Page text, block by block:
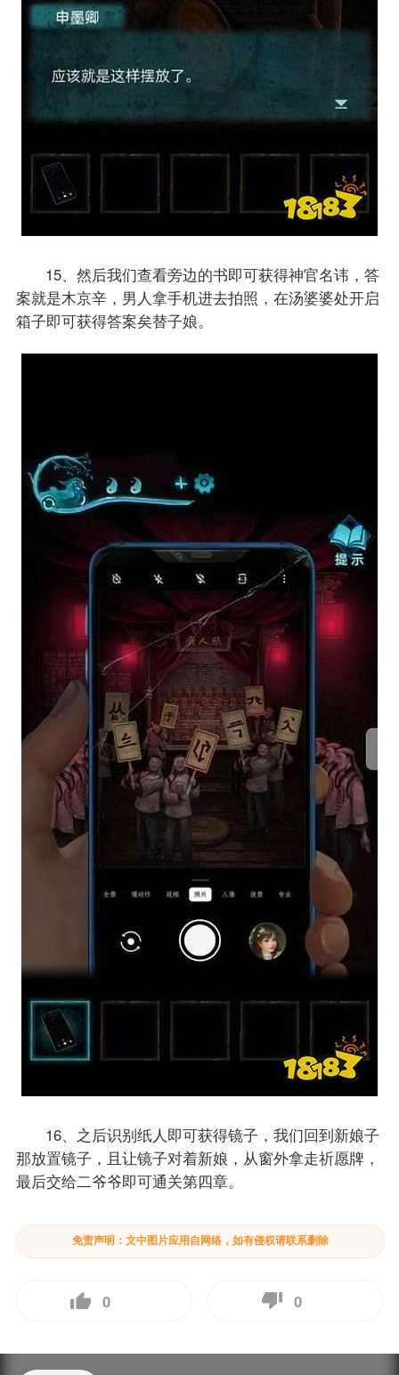
15、然后我们查看旁边的书即可获得神官名讳，答
案就是木京辛，男人拿手机进去拍照，在汤婆婆处开启
箱子即可获得答案矣替子娘。
16、之后识别纸人即可获得镜子，我们回到新娘子
那放置镜子，且让镜子对着新娘，从窗外拿走祈愿牌，
最后交给二爷爷即可通关第四章。
免责声明：文中图片应用自网络，如有侵权请联系删除
0 0